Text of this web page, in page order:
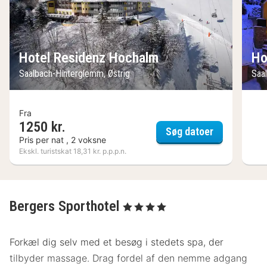
Hotel Residenz Hochalm
Saalbach-Hinterglemm, Østrig
Fra
1250 kr.
Pris per nat , 2 voksne
Ekskl. turistskat 18,31 kr. p.p.p.n.
Søg datoerHotel
Bergers Sporthotel , 4 Stjerner
Forkæl dig selv med et besøg i stedets spa, der
tilbyder massage. Drag fordel af den nemme adgang